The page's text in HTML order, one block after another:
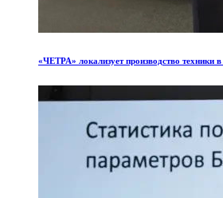
«ЧЕТРА» локализует производство техники в